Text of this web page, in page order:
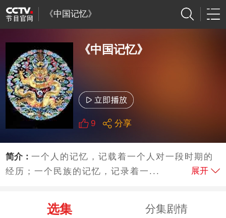
《中国记忆》
《中国记忆》
9 分享
简介：一个人的记忆，记载着一个人对一段时期的
经历；一个民族的记忆，记录着一...
展开
选集 分集剧情